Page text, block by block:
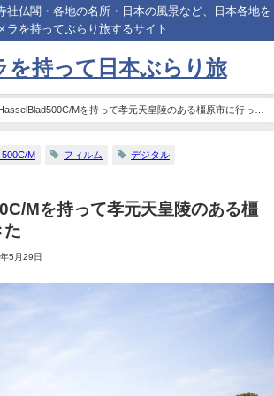
社仏閣・各地の名所・日本の風景など、日本各地を
ラを持ってぶらり旅するサイト
を持って日本ぶらり旅
Mを持って孝元天皇陵のある橿原市に行って
M フィルム デジタル
Mを持って孝元天皇陵のある橿
た
5月29日